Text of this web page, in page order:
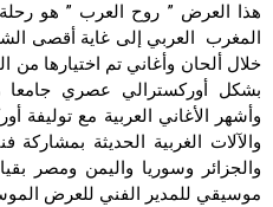
هذا العرض ” روح العرب ” هو
المغرب العربي إلى غاية أقصى
خلال ألحان وأغاني تم اختيارها
بشكل أوركسترالي عصري جامعا
وأشهر الأغاني العربية مع توليفة
والآلات الغربية الحديثة
والجزائر وسوريا واليمن ومصر
موسيقي للمدير الفني للعرض